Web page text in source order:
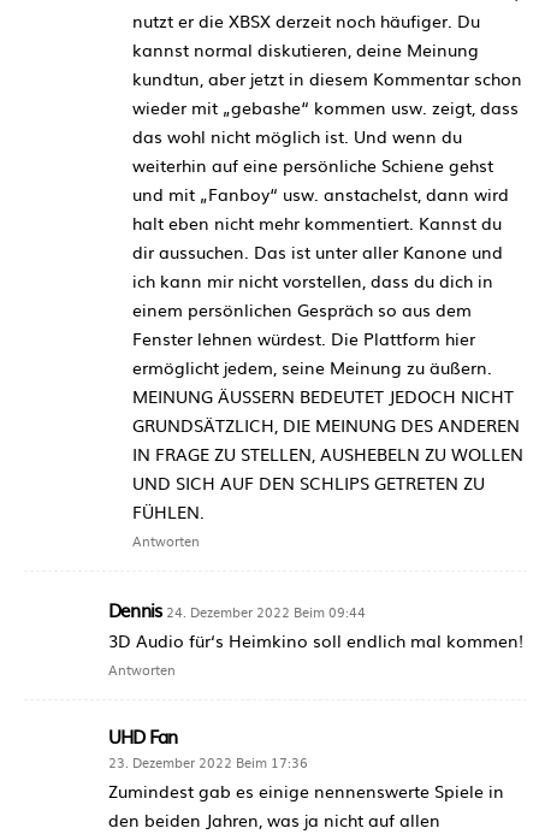
nutzt er die XBSX derzeit noch häufiger. Du
kannst normal diskutieren, deine Meinung
kundtun, aber jetzt in diesem Kommentar schon
wieder mit „gebashe“ kommen usw. zeigt, dass
das wohl nicht möglich ist. Und wenn du
weiterhin auf eine persönliche Schiene gehst
und mit „Fanboy“ usw. anstachelst, dann wird
halt eben nicht mehr kommentiert. Kannst du
dir aussuchen. Das ist unter aller Kanone und
ich kann mir nicht vorstellen, dass du dich in
einem persönlichen Gespräch so aus dem
Fenster lehnen würdest. Die Plattform hier
ermöglicht jedem, seine Meinung zu äußern.
MEINUNG ÄUSSERN BEDEUTET JEDOCH NICHT
GRUNDSÄTZLICH, DIE MEINUNG DES ANDEREN
IN FRAGE ZU STELLEN, AUSHEBELN ZU WOLLEN
UND SICH AUF DEN SCHLIPS GETRETEN ZU
FÜHLEN.
Antworten
Dennis 24. Dezember 2022 Beim 09:44
3D Audio für‘s Heimkino soll endlich mal kommen!
Antworten
UHD Fan
23. Dezember 2022 Beim 17:36
Zumindest gab es einige nennenswerte Spiele in
den beiden Jahren, was ja nicht auf allen